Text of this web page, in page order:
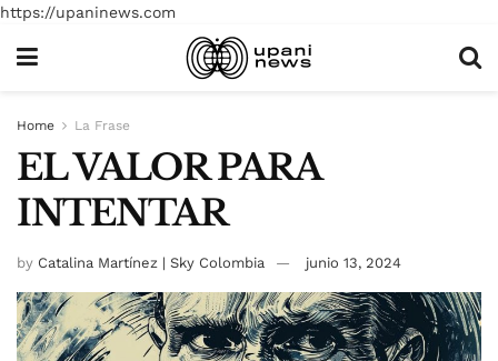
https://upaninews.com
Home La Frase
EL VALOR PARA
INTENTAR
by Catalina Martínez | Sky Colombia junio 13, 2024